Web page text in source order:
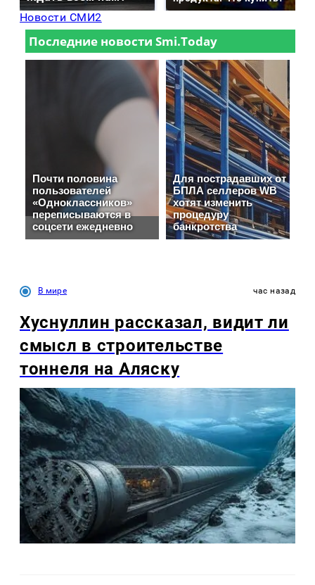
Новости СМИ2
В мире час назад
Хуснуллин рассказал, видит ли
смысл в строительстве
тоннеля на Аляску